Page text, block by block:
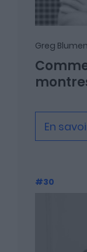
Greg
En
#30